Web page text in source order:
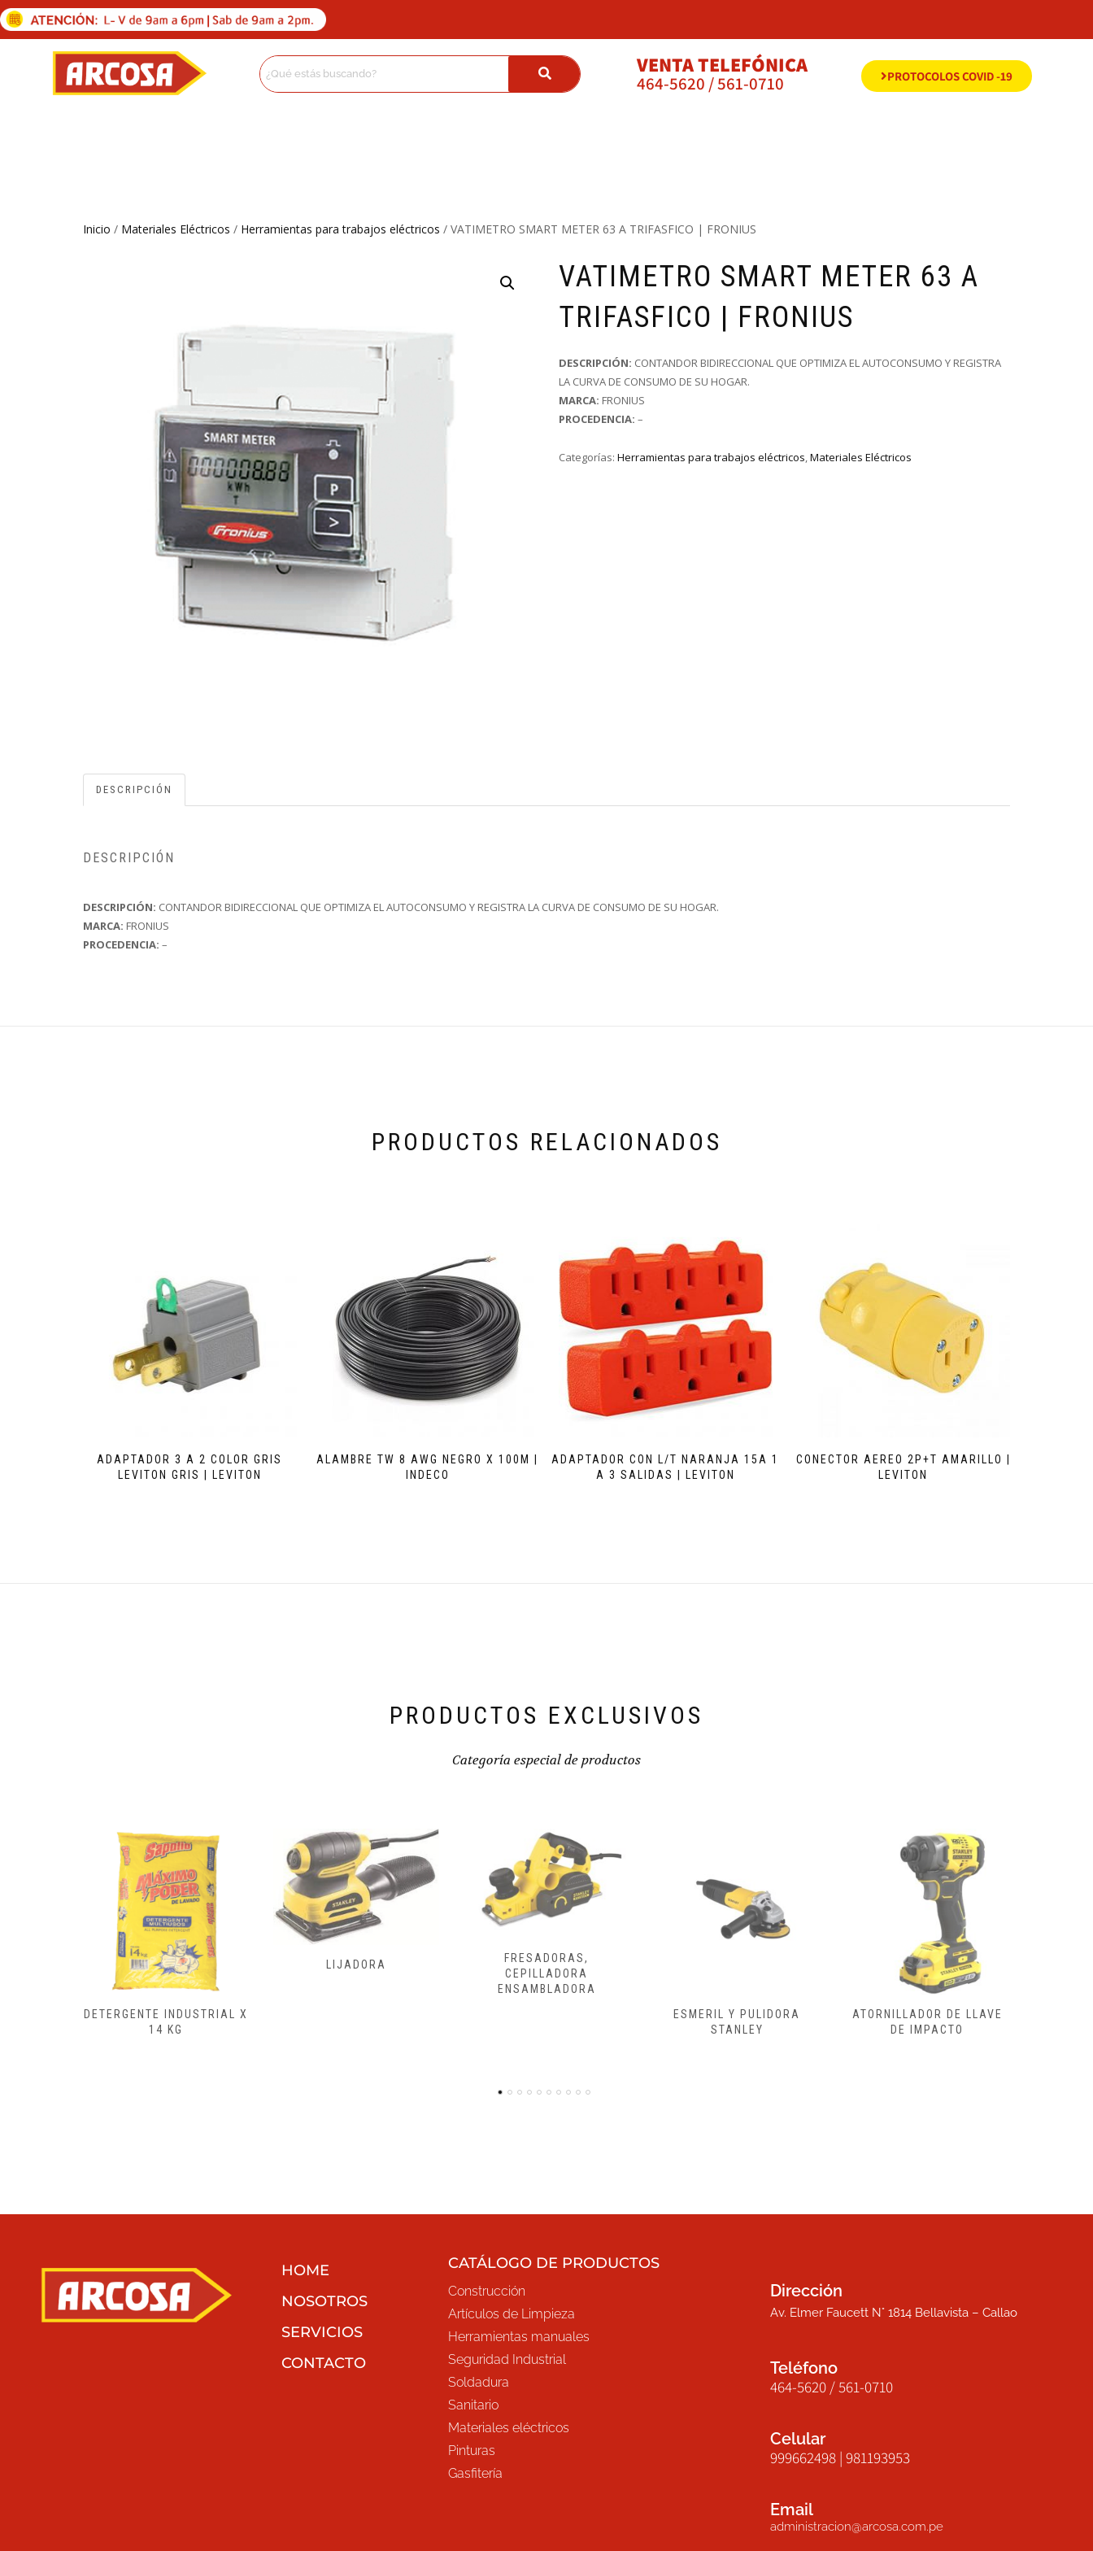
VENTA TELEFÓNICA
464-5620 / 561-0710 PROTOCOLOS COVID -19
Inicio / Materiales Eléctricos / Herramientas para trabajos eléctricos / VATIMETRO SMART METER 63 A TRIFASFICO | FRONIUS
VATIMETRO SMART METER 63 A
TRIFASFICO | FRONIUS
DESCRIPCIÓN: CONTANDOR BIDIRECCIONAL QUE OPTIMIZA EL AUTOCONSUMO Y REGISTRA
LA CURVA DE CONSUMO DE SU HOGAR.
MARCA: FRONIUS
PROCEDENCIA: –
Categorías: Herramientas para trabajos eléctricos,Materiales Eléctricos
DESCRIPCIÓN
DESCRIPCIÓN
DESCRIPCIÓN: CONTANDOR BIDIRECCIONAL QUE OPTIMIZA EL AUTOCONSUMO Y REGISTRA LA CURVA DE CONSUMO DE SU HOGAR.
MARCA: FRONIUS
PROCEDENCIA: –
PRODUCTOS RELACIONADOS
ADAPTADOR 3 A 2 COLOR GRIS
LEVITON GRIS | LEVITON
ALAMBRE TW 8 AWG NEGRO X 100M |
INDECO
ADAPTADOR CON L/T NARANJA 15A 1
A 3 SALIDAS | LEVITON
CONECTOR AEREO 2P+T AMARILLO |
LEVITON
PRODUCTOS EXCLUSIVOS
Categoría especial de productos
LIJADORA
FRESADORAS,
ATORNILLADOR DE LLAVE
DE IMPACTO
ATORNILLADOR ELECTRICO
HOME
NOSOTROS
SERVICIOS
CONTACTO
CATÁLOGO DE PRODUCTOS
Construcción
Artículos de Limpieza
Herramientas manuales
Seguridad Industrial
Soldadura
Sanitario
Materiales eléctricos
Pinturas
Gasfitería
Dirección
Av. Elmer Faucett N° 1814 Bellavista – Callao
Teléfono
464-5620 / 561-0710
Celular
999662498 | 981193953
Email
administracion@arcosa.com.pe